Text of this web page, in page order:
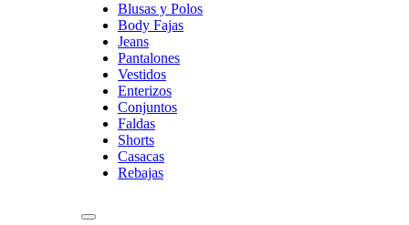
Blusas y Polos
Body Fajas
Jeans
Pantalones
Vestidos
Enterizos
Conjuntos
Faldas
Shorts
Casacas
Rebajas